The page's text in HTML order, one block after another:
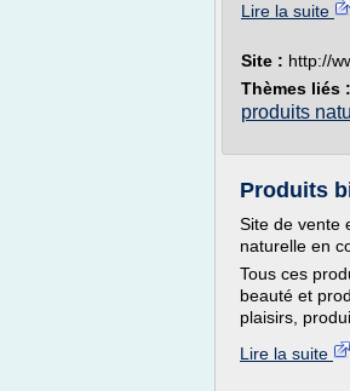
Lire la suite
Site : http://
Thèmes liés :
produits
Produits
Site de vente
naturelle en
Tous ces
beauté et
plaisirs,
Lire la suite